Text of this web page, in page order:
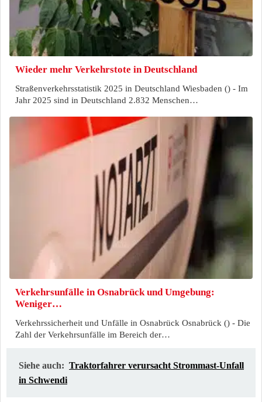
Wieder mehr Verkehrstote in Deutschland
Straßenverkehrsstatistik 2025 in Deutschland Wiesbaden () - Im
Jahr 2025 sind in Deutschland 2.832 Menschen…
Verkehrsunfälle in Osnabrück und Umgebung:
Weniger…
Verkehrssicherheit und Unfälle in Osnabrück Osnabrück () - Die
Zahl der Verkehrsunfälle im Bereich der…
Siehe auch: Traktorfahrer verursacht Strommast-Unfall
in Schwendi